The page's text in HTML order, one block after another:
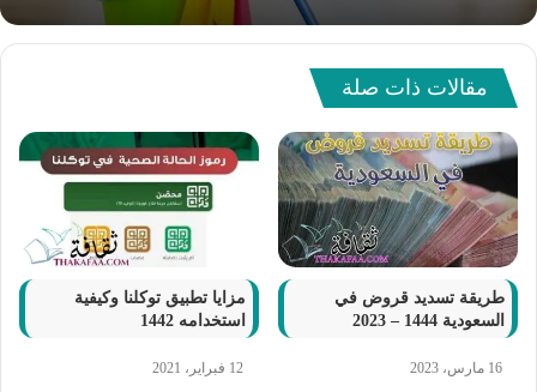
مقالات ذات صلة
طريقة تسديد قروض في
السعودية 1444 – 2023
16 مارس، 2023
مزايا تطبيق توكلنا وكيفية
استخدامه 1442
12 فبراير، 2021